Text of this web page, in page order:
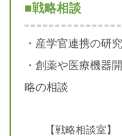
■戦略相談
・産学官連携の研
・創薬や医療機器
略の相談
【戦略相談室】